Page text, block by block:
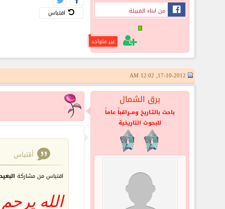
من ابناء القبيلة
غير متواجد
اقتباس
برق الشمال
باحث بالتـاريخ ومــراقباً عاماً
للبحوث التاريخية
اقتباس من مشاركة
الله